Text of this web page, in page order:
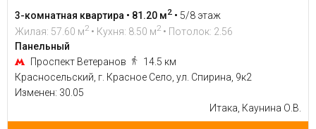
3-комнатная квартира • 81.20 м2 • 5/8 этаж
Жилая: 57.60 м2 • Кухня: 8.50 м2 • Потолок: 2.56
Панельный
Проспект Ветеранов
14.5 км
Красносельский, г. Красное Село, ул. Спирина, 9к2
Изменен: 30.05
Итака, Каунина О.В.